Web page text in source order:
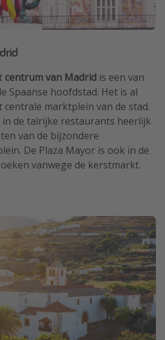
centrum van Madrid is een van
Spaanse hoofdstad. Het is al
centrale marktplein van de stad.
de talrijke restaurants heerlijk
van de bijzondere
De Plaza Mayor is ook in de
vanwege de kerstmarkt.